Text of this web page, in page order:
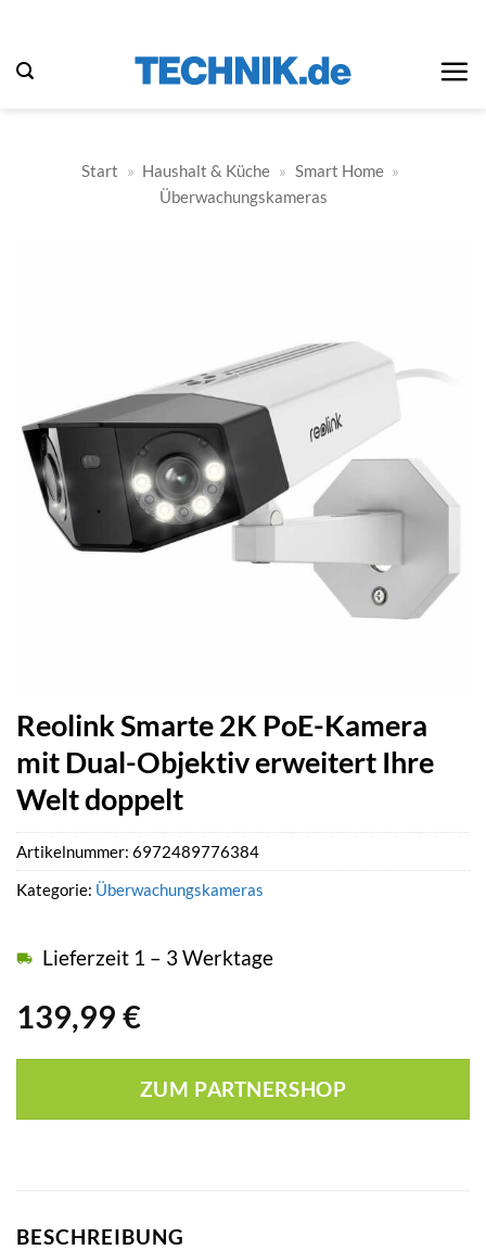
springen
Start » Haushalt & Küche » Smart Home »
Überwachungskameras
Reolink Smarte 2K PoE-Kamera
mit Dual-Objektiv erweitert Ihre
Welt doppelt
139,99 €
Lieferzeit 1 – 3 Werktage
ZUM PARTNERSHOP
Artikelnummer: 6972489776384
Kategorie: Überwachungskameras
BESCHREIBUNG